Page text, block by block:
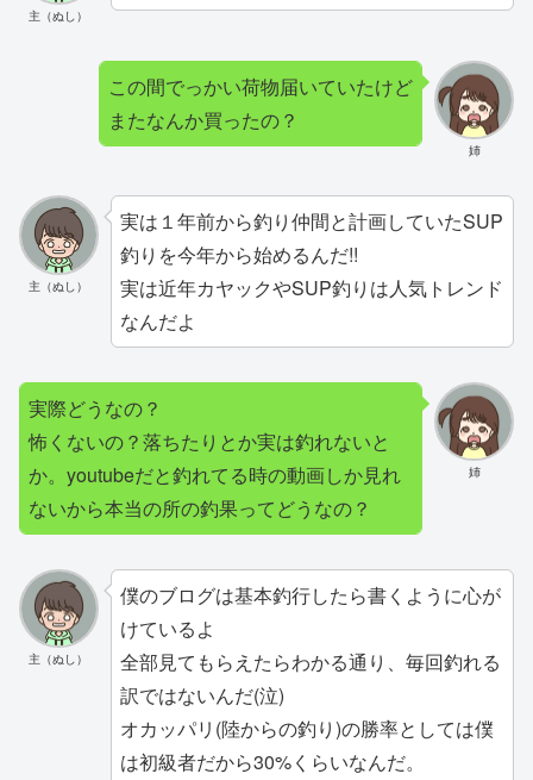
主（ぬし）
姉
この間でっかい荷物届いていたけど
またなんか買ったの？
主（ぬし）
実は１年前から釣り仲間と計画していたSUP
釣りを今年から始めるんだ!!
実は近年カヤックやSUP釣りは人気トレンド
なんだよ
姉
実際どうなの？
怖くないの？落ちたりとか実は釣れないと
か。youtubeだと釣れてる時の動画しか見れ
ないから本当の所の釣果ってどうなの？
主（ぬし）
僕のブログは基本釣行したら書くように心が
けているよ
全部見てもらえたらわかる通り、毎回釣れる
訳ではないんだ(泣)
オカッパリ(陸からの釣り)の勝率としては僕
は初級者だから30%くらいなんだ。